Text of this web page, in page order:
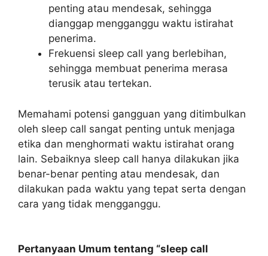
penting atau mendesak, sehingga
dianggap mengganggu waktu istirahat
penerima.
Frekuensi sleep call yang berlebihan,
sehingga membuat penerima merasa
terusik atau tertekan.
Memahami potensi gangguan yang ditimbulkan
oleh sleep call sangat penting untuk menjaga
etika dan menghormati waktu istirahat orang
lain. Sebaiknya sleep call hanya dilakukan jika
benar-benar penting atau mendesak, dan
dilakukan pada waktu yang tepat serta dengan
cara yang tidak mengganggu.
Pertanyaan Umum tentang “sleep call